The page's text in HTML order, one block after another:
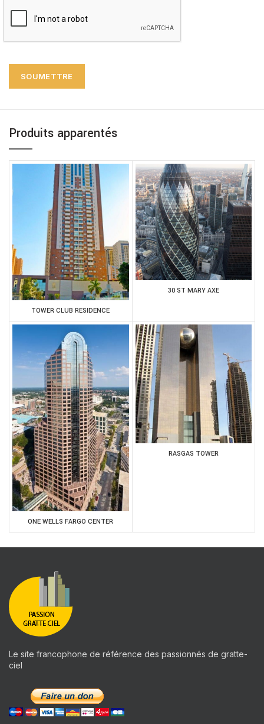
Produits apparentés
TOWER CLUB RESIDENCE
30 ST MARY AXE
ONE WELLS FARGO CENTER
RASGAS TOWER
Le site francophone de référence des passionnés de gratte-
ciel